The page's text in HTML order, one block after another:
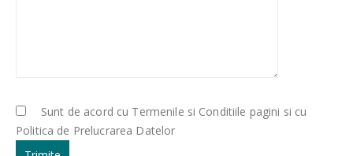
Sunt de acord cu Termenile si Conditiile pagini si cu
Politica de Prelucrarea Datelor